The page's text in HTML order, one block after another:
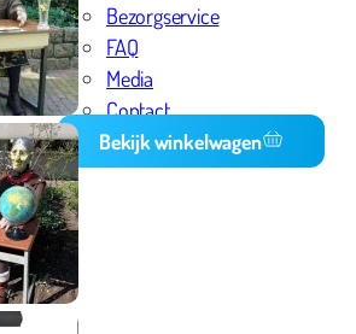
Bezorgservice
FAQ
Media
Contact
Bekijk winkelwagen